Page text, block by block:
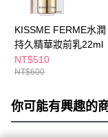
KISSME FERME水潤
持久精華妝前乳22ml
NT$510
NT$600
你可能有興趣的